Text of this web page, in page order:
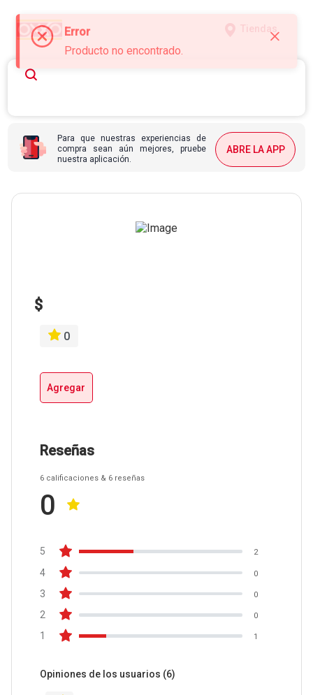
Error
Producto no encontrado.
Tiendas
Para que nuestras experiencias de
compra sean aún mejores, pruebe
nuestra aplicación.
ABRE LA APP
$
0
Agregar
Reseñas
6 calificaciones & 6 reseñas
0
5 2
4 0
3 0
2 0
1 1
Opiniones de los usuarios (6)